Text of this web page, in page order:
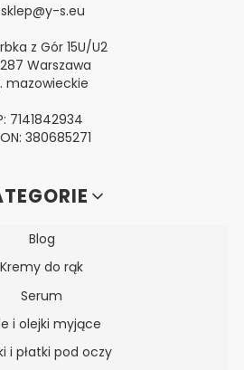
sklep@y-s.eu
z Gór 15U/U2
Warszawa
mazowieckie
7141842934
380685271
Blog
Kremy do rąk
Serum
i olejki myjące
i płatki pod oczy